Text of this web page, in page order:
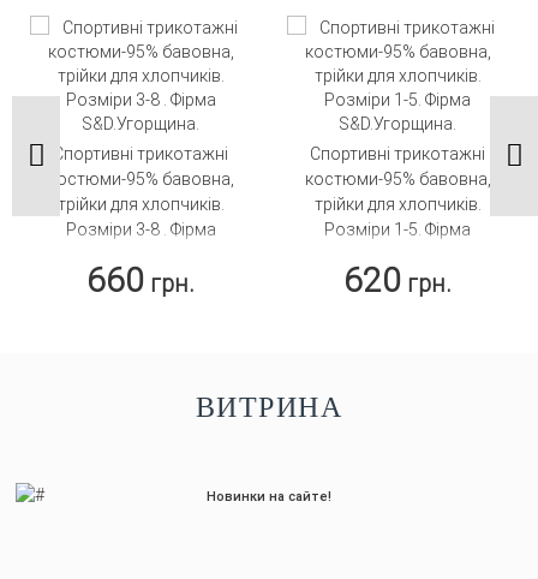
Спортивні трикотажні
костюми-95% бавовна,
трійки для хлопчиків.
Розміри 3-8 . Фірма
660 грн.
Спортивні трикотажні
костюми-95% бавовна,
трійки для хлопчиків.
Розміри 1-5. Фірма
620 грн.
ВИТРИНА
Новинки на сайте!